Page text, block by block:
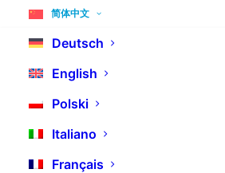
简体中文
Deutsch
English
Polski
Italiano
Français